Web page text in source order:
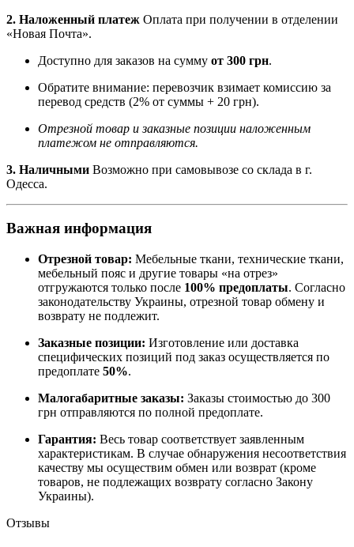
2. Наложенный платеж Оплата при получении в отделении
«Новая Почта».
Доступно для заказов на сумму от 300 грн.
Обратите внимание: перевозчик взимает комиссию за
перевод средств (2% от суммы + 20 грн).
Отрезной товар и заказные позиции наложенным
платежом не отправляются.
3. Наличными Возможно при самовывозе со склада в г.
Одесса.
Важная информация
Отрезной товар: Мебельные ткани, технические ткани,
мебельный пояс и другие товары «на отрез»
отгружаются только после 100% предоплаты. Согласно
законодательству Украины, отрезной товар обмену и
возврату не подлежит.
Заказные позиции: Изготовление или доставка
специфических позиций под заказ осуществляется по
предоплате 50%.
Малогабаритные заказы: Заказы стоимостью до 300
грн отправляются по полной предоплате.
Гарантия: Весь товар соответствует заявленным
характеристикам. В случае обнаружения несоответствия
качеству мы осуществим обмен или возврат (кроме
товаров, не подлежащих возврату согласно Закону
Украины).
Отзывы